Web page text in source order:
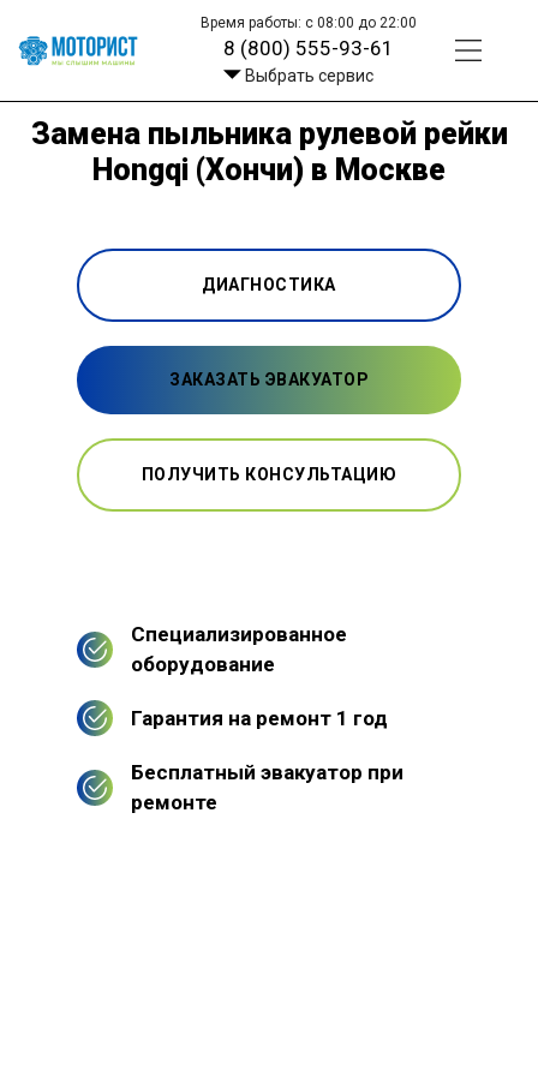
Время работы: с 08:00 до 22:00
8 (800) 555-93-61
Выбрать сервис
Замена пыльника рулевой рейки
Hongqi (Хончи) в Москве
ДИАГНОСТИКА
ЗАКАЗАТЬ ЭВАКУАТОР
ПОЛУЧИТЬ КОНСУЛЬТАЦИЮ
Специализированное
оборудование
Гарантия на ремонт 1 год
Бесплатный эвакуатор при
ремонте